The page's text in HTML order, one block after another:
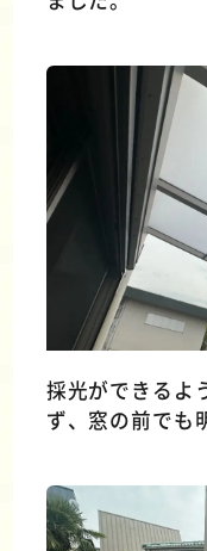
採光ができるよ
ず、窓の前でも